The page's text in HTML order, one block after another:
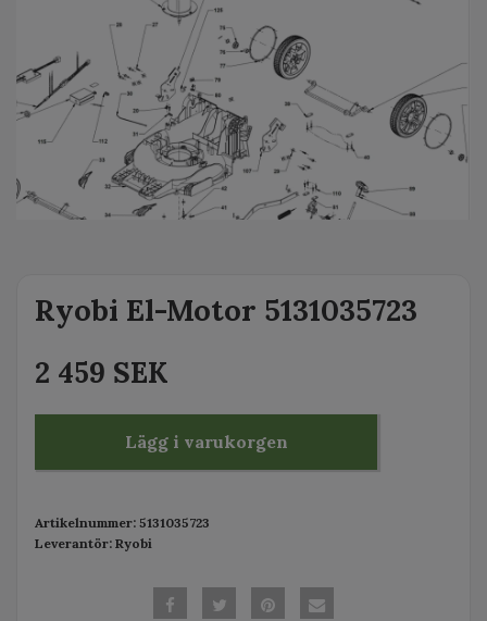
Ryobi El-Motor 5131035723
2 459 SEK
Lägg i varukorgen
Artikelnummer: 5131035723
Leverantör: Ryobi